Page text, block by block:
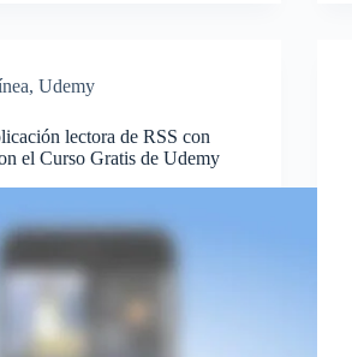
, Udemy
lectora de RSS con
el Curso Gratis de Udemy